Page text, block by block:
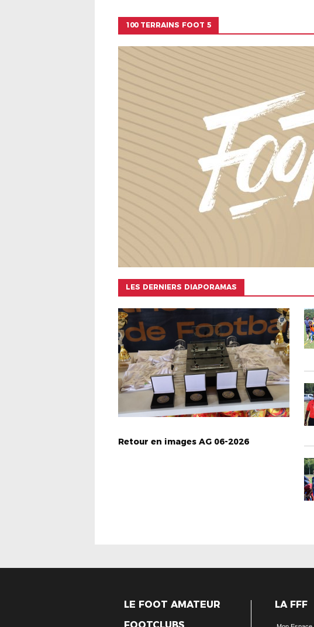
100 TERRAINS FOOT 5
LES DERNIERS DIAPORAMAS
Retour en images AG 06-2026
LE FOOT AMATEUR
LA FFF